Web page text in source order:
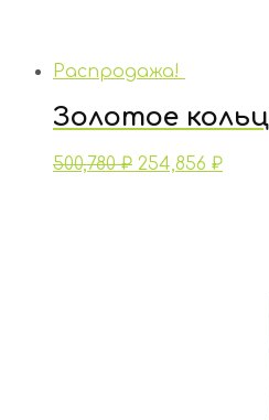
Распродажа!
Золотое
500,780₽ 254,856 ₽